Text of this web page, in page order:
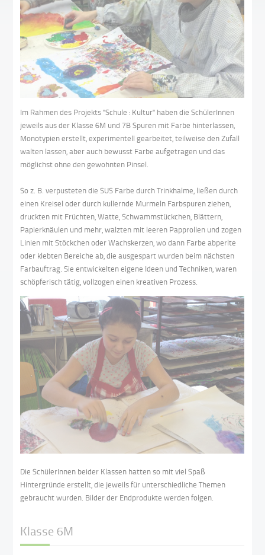
Im Rahmen des Projekts "Schule : Kultur" haben die SchülerInnen
jeweils aus der Klasse 6M und 7B Spuren mit Farbe hinterlassen,
Monotypien erstellt, experimentell gearbeitet, teilweise den Zufall
walten lassen, aber auch bewusst Farbe aufgetragen und das
möglichst ohne den gewohnten Pinsel.
So z. B. verpusteten die SUS Farbe durch Trinkhalme, ließen durch
einen Kreisel oder durch kullernde Murmeln Farbspuren ziehen,
druckten mit Früchten, Watte, Schwammstückchen, Blättern,
Papierknäulen und mehr, walzten mit leeren Papprollen und zogen
Linien mit Stöckchen oder Wachskerzen, wo dann Farbe abperlte
oder klebten Bereiche ab, die ausgespart wurden beim nächsten
Farbauftrag. Sie entwickelten eigene Ideen und Techniken, waren
schöpferisch tätig, vollzogen einen kreativen Prozess.
Die SchülerInnen beider Klassen hatten so mit viel Spaß
Hintergründe erstellt, die jeweils für unterschiedliche Themen
gebraucht wurden. Bilder der Endprodukte werden folgen.
Klasse 6M